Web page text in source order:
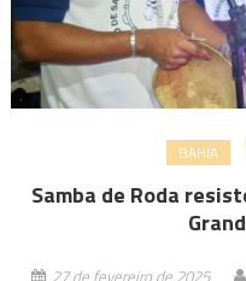
BAHIA
Samba de Roda